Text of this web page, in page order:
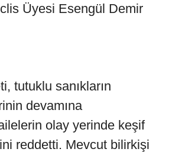
Üyesi Esengül Demir
tutuklu sanıkların
devamına
olay yerinde keşif
reddetti. Mevcut bilirkişi